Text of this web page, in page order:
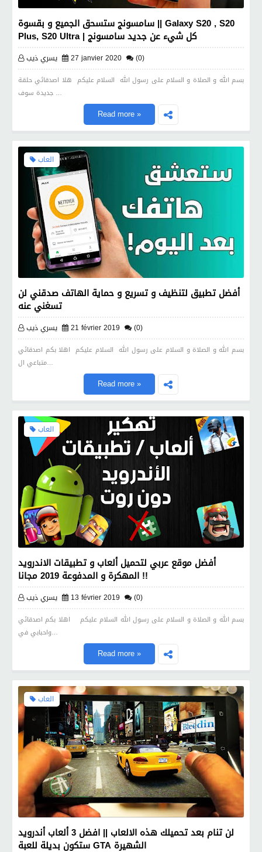
سامسونج ستسحق الجميع و بقسوة || Galaxy S20 , S20
Plus, S20 Ultra | كل شيء عن جديد سامسونج
يسري ذيب 27 janvier 2020 (0)
بسم الله و الصلاة و السلام على رسول الله السلام عليكم هلا اصدقائي حلقة
جديدة سوف …
Read more »
العاب
أفضل تطبيق لتنظيف و تسريع و حماية الهاتف صدقني لن
تسغني عنه
يسري ذيب 21 février 2019 (0)
بسم الله و الصلاة و السلام على رسول الله السلام عليكم اهلا بكم اصدقائي
متباعي ال…
Read more »
العاب
أفضل موقع عربي لتحميل ألعاب و تطبيقات الاندرويد
المهكرة و المدفوعة 2019 مجانا !!
يسري ذيب 13 février 2019 (0)
بسم الله و الصلاة و السلام على رسول الله السلام عليكم اهلا بكم اصدقائي
واحبابي في…
Read more »
العاب
لن تنام بعد تحميلك هذه الالعاب || افضل 3 ألعاب أندرويد
ستكون بديلة للعبة GTA الشهيرة